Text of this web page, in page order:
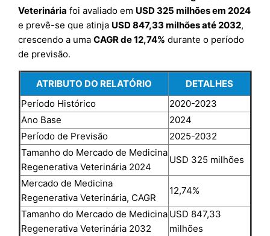
Veterinária foi avaliado em USD 325 milhões em 2024
e prevê-se que atinja USD 847,33 milhões até 2032,
crescendo a umaCAGR de 12,74% durante o período
de previsão.
ATRIBUTO DO RELATÓRIO
DETALHES
Período Histórico
2020-2023
Ano Base
2024
Período de Previsão
2025-2032
Tamanho do Mercado de Medicina
Regenerativa Veterinária 2024
USD 325 milhões
Mercado de Medicina
Regenerativa Veterinária, CAGR
12,74%
Tamanho do Mercado de Medicina
Regenerativa Veterinária 2032
USD 847,33
milhões